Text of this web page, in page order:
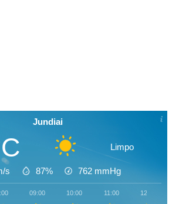
Jundiai
Limpo
s 87% 762 mmHg
09:00 10:00 11:00 12:00